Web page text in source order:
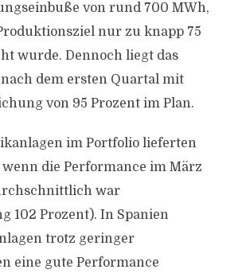
von rund 700 MWh,
nur zu knapp 75
wurde. Dennoch liegt das
dem ersten Quartal mit
von 95 Prozent im Plan.
im Portfolio lieferten
wenn die Performance im März
war
102 Prozent). In Spanien
trotz geringer
eine gute Performance